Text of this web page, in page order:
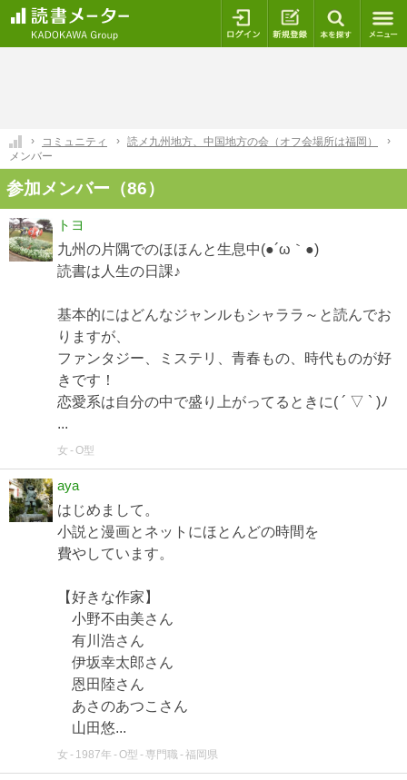
ログイン 新規登録
コミュニティ
読メ九州地方、中国地方の会（オフ会場所は福岡）
メンバー
参加メンバー（86）
トヨ
九州の片隅でのほほんと生息中(●´ω｀●)
読書は人生の日課♪
基本的にはどんなジャンルもシャララ～と読んでお
りますが、
ファンタジー、ミステリ、青春もの、時代ものが好
きです！
恋愛系は自分の中で盛り上がってるときに( ´ ▽ ` )ﾉ
...
女 O型
aya
はじめまして。
小説と漫画とネットにほとんどの時間を
費やしています。
【好きな作家】
小野不由美さん
有川浩さん
伊坂幸太郎さん
恩田陸さん
あさのあつこさん
山田悠...
女 1987年 O型 専門職 福岡県